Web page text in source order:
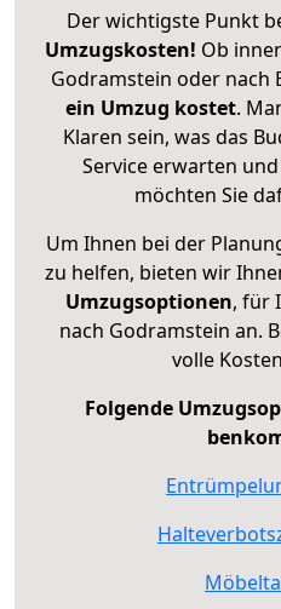
Der wichtigste Punkt
Umzugskosten! Ob
Godramstein oder nach
ein Umzug kostet.
Klaren sein, was das
Service erwarten
möchten Sie
Um Ihnen bei der
zu helfen, bieten wir
Umzugsoptionen, für
nach Godramstein an.
volle
Folgende